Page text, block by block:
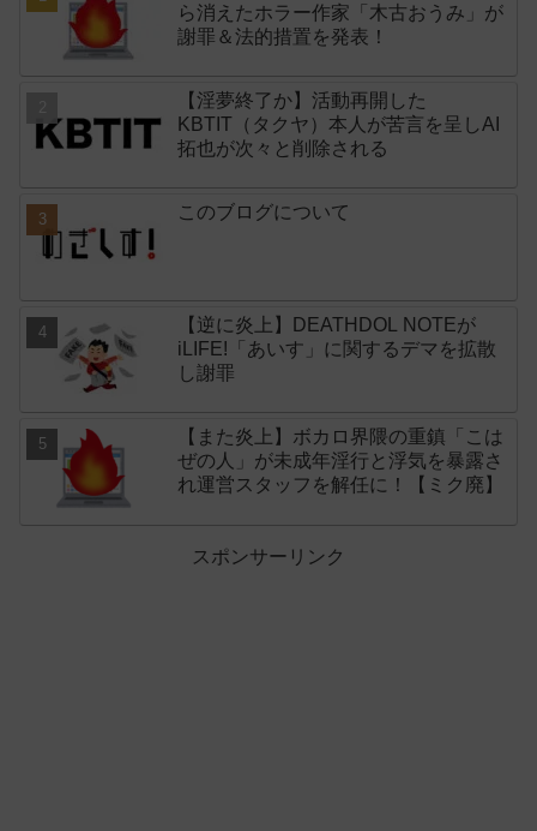
ら消えたホラー作家「木古おうみ」が
謝罪＆法的措置を発表！
【淫夢終了か】活動再開した
KBTIT（タクヤ）本人が苦言を呈しAI
拓也が次々と削除される
このブログについて
【逆に炎上】DEATHDOL NOTEが
iLIFE!「あいす」に関するデマを拡散
し謝罪
【また炎上】ボカロ界隈の重鎮「こは
ぜの人」が未成年淫行と浮気を暴露さ
れ運営スタッフを解任に！【ミク廃】
スポンサーリンク